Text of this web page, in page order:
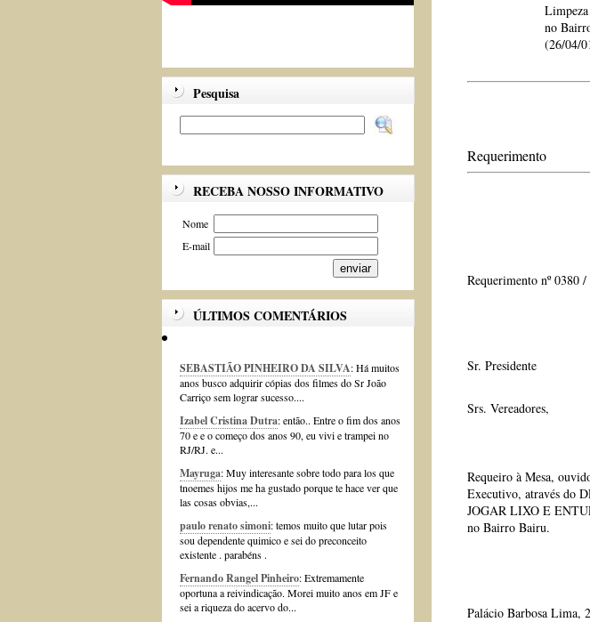
Pesquisa
RECEBA NOSSO INFORMATIVO
Nome
E-mail
ÚLTIMOS COMENTÁRIOS
SEBASTIÃO PINHEIRO DA SILVA: Há muitos
anos busco adquirir cópias dos filmes do Sr João
Carriço sem lograr sucesso....
Izabel Cristina Dutra: então.. Entre o fim dos anos
70 e e o começo dos anos 90, eu vivi e trampei no
RJ/RJ. e...
Mayruga: Muy interesante sobre todo para los que
tnoemes hijos me ha gustado porque te hace ver que
las cosas obvias,...
paulo renato simoni: temos muito que lutar pois
sou dependente quimico e sei do preconceito
existente . parabéns .
Fernando Rangel Pinheiro: Extremamente
oportuna a reivindicação. Morei muito anos em JF e
sei a riqueza do acervo do...
no
(26/04/
Requerimento
Requerimento nº 0380 /
Sr. Presidente
Srs. Vereadores,
Requeiro à Mesa,
Executivo, através do
JOGAR LIXO E
no Bairro Bairu.
Palácio Barbosa Lima,